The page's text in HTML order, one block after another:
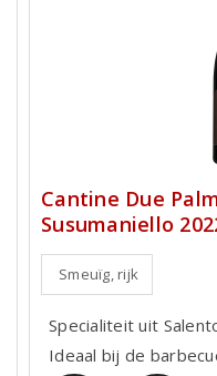
Cantine Due
Susumaniello
Smeuïg, rijk
Specialiteit uit
Ideaal bij de